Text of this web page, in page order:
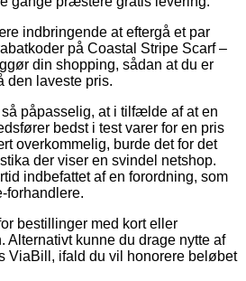
indbringende at eftergå et par
på Coastal Stripe Scarf –
din shopping, sådan at du er
den laveste pris.
påpasselig, at i tilfælde af at en
bedst i test varer for en pris
overkommelig, burde det for det
der viser en svindel netshop.
indbefattet af en forordning, som
forhandlere.
bestillinger med kort eller
Alternativt kunne du drage nytte af
ViaBill, ifald du vil honorere beløbet